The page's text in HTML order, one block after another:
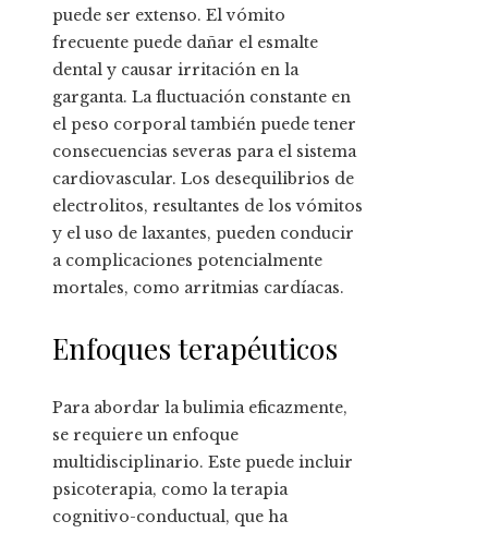
puede ser extenso. El vómito
frecuente puede dañar el esmalte
dental y causar irritación en la
garganta. La fluctuación constante en
el peso corporal también puede tener
consecuencias severas para el sistema
cardiovascular. Los desequilibrios de
electrolitos, resultantes de los vómitos
y el uso de laxantes, pueden conducir
a complicaciones potencialmente
mortales, como arritmias cardíacas.
Enfoques terapéuticos
Para abordar la bulimia eficazmente,
se requiere un enfoque
multidisciplinario. Este puede incluir
psicoterapia, como la terapia
cognitivo-conductual, que ha